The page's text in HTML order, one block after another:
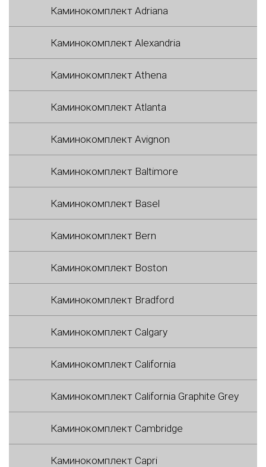
Каминокомплект Adriana
Каминокомплект Alexandria
Каминокомплект Athena
Каминокомплект Atlanta
Каминокомплект Avignon
Каминокомплект Baltimore
Каминокомплект Basel
Каминокомплект Bern
Каминокомплект Boston
Каминокомплект Bradford
Каминокомплект Calgary
Каминокомплект California
Каминокомплект California Graphite Grey
Каминокомплект Cambridge
Каминокомплект Capri